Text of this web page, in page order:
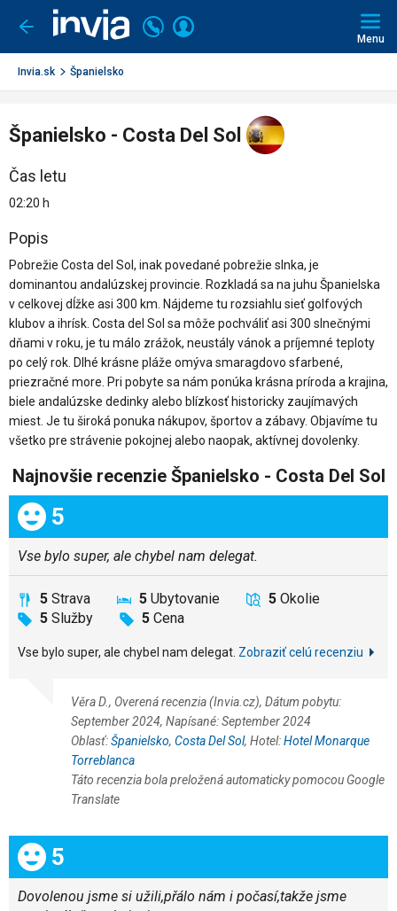
Ísť
späť
Volajte
+421
2
Prihlásiť
Menu
Invia.sk Španielsko
Španielsko - Costa Del Sol
Čas letu
02:20 h
Popis
Pobrežie Costa del Sol, inak povedané pobrežie slnka, je
dominantou andalúzskej provincie. Rozkladá sa na juhu Španielska
v celkovej dĺžke asi 300 km. Nájdeme tu rozsiahlu sieť golfových
klubov a ihrísk. Costa del Sol sa môže pochváliť asi 300 slnečnými
dňami v roku, je tu málo zrážok, neustály vánok a príjemné teploty
po celý rok. Dlhé krásne pláže omýva smaragdovo sfarbené,
priezračné more. Pri pobyte sa nám ponúka krásna príroda a krajina,
biele andalúzske dedinky alebo blízkosť historicky zaujímavých
miest. Je tu široká ponuka nákupov, športov a zábavy. Objavíme tu
všetko pre strávenie pokojnej alebo naopak, aktívnej dovolenky.
Najnovšie recenzie Španielsko - Costa Del Sol
Celkom:
5
Vse bylo super, ale chybel nam delegat.
5 Strava 5 Ubytovanie 5 Okolie
5 Služby 5 Cena
Vse bylo super, ale chybel nam delegat. Zobraziť celú recenziu
Věra D., Overená recenzia (Invia.cz), Dátum pobytu:
September 2024, Napísané: September 2024
Oblasť:Španielsko, Costa Del Sol, Hotel:Hotel Monarque
Torreblanca
Táto recenzia bola preložená automaticky pomocou Google
Translate
Celkom:
5
Dovolenou jsme si užili,přálo nám i počasí,takže jsme